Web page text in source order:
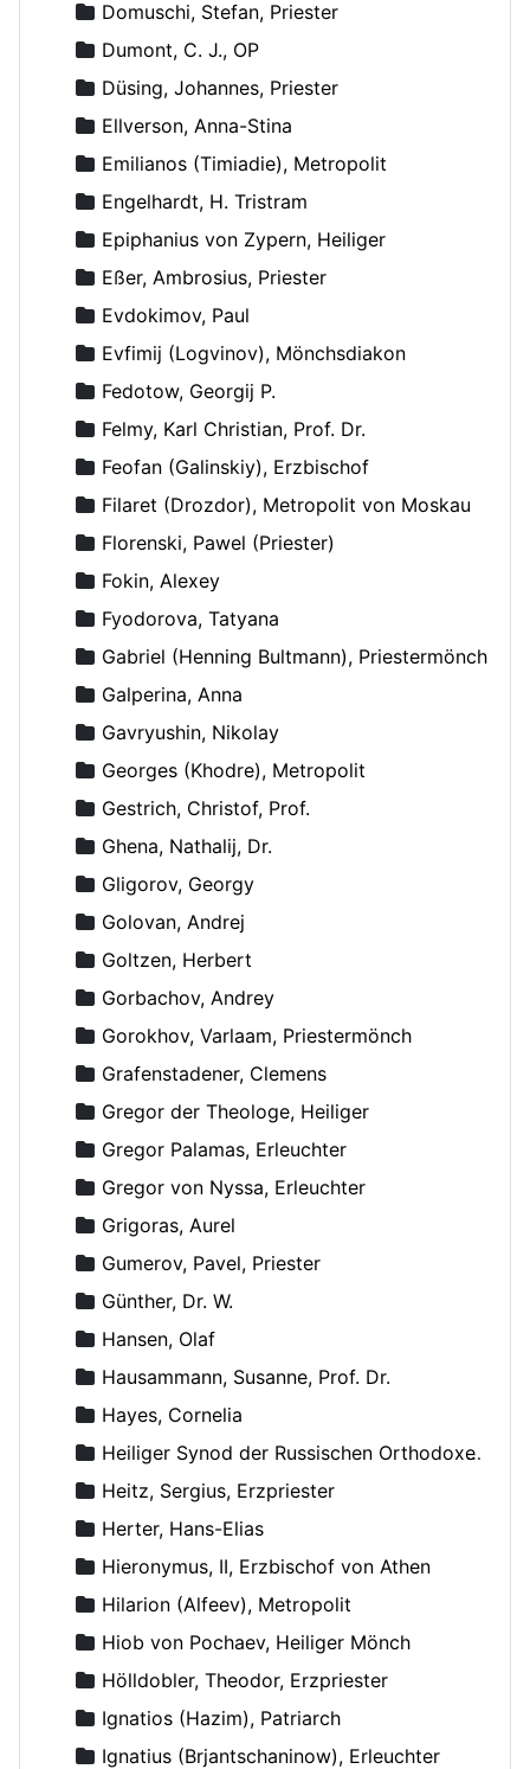
Domuschi, Stefan, Priester
Dumont, C. J., OP
Düsing, Johannes, Priester
Ellverson, Anna-Stina
Emilianos (Timiadie), Metropolit
Engelhardt, H. Tristram
Epiphanius von Zypern, Heiliger
Eßer, Ambrosius, Priester
Evdokimov, Paul
Evfimij (Logvinov), Mönchsdiakon
Fedotow, Georgij P.
Felmy, Karl Christian, Prof. Dr.
Feofan (Galinskiy), Erzbischof
Filaret (Drozdor), Metropolit von Moskau
Florenski, Pawel (Priester)
Fokin, Alexey
Fyodorova, Tatyana
Gabriel (Henning Bultmann), Priestermönch
Galperina, Anna
Gavryushin, Nikolay
Georges (Khodre), Metropolit
Gestrich, Christof, Prof.
Ghena, Nathalij, Dr.
Gligorov, Georgy
Golovan, Andrej
Goltzen, Herbert
Gorbachov, Andrey
Gorokhov, Varlaam, Priestermönch
Grafenstadener, Clemens
Gregor der Theologe, Heiliger
Gregor Palamas, Erleuchter
Gregor von Nyssa, Erleuchter
Grigoras, Aurel
Gumerov, Pavel, Priester
Günther, Dr. W.
Hansen, Olaf
Hausammann, Susanne, Prof. Dr.
Hayes, Cornelia
Heiliger Synod der Russischen Orthodoxen Kirche
Heitz, Sergius, Erzpriester
Herter, Hans-Elias
Hieronymus, II, Erzbischof von Athen
Hilarion (Alfeev), Metropolit
Hiob von Pochaev, Heiliger Mönch
Hölldobler, Theodor, Erzpriester
Ignatios (Hazim), Patriarch
Ignatius (Brjantschaninow), Erleuchter